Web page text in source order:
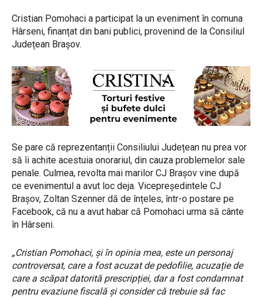
Cristian Pomohaci a participat la un eveniment în comuna
Hârseni, finanțat din bani publici, provenind de la Consiliul
Județean Brașov.
Se pare că reprezentanții Consiliului Județean nu prea vor
să îi achite acestuia onorariul, din cauza problemelor sale
penale. Culmea, revolta mai marilor CJ Brașov vine după
ce evenimentul a avut loc deja. Vicepreședintele CJ
Brașov, Zoltan Szenner dă de înțeles, într-o postare pe
Facebook, că nu a avut habar că Pomohaci urma să cânte
în Hârseni.
„Cristian Pomohaci, și în opinia mea, este un personaj
controversat, care a fost acuzat de pedofilie, acuzație de
care a scăpat datorită prescripției, dar a fost condamnat
pentru evaziune fiscală și consider că trebuie să fac